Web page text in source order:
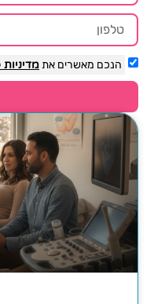
הנכם מאשרים את